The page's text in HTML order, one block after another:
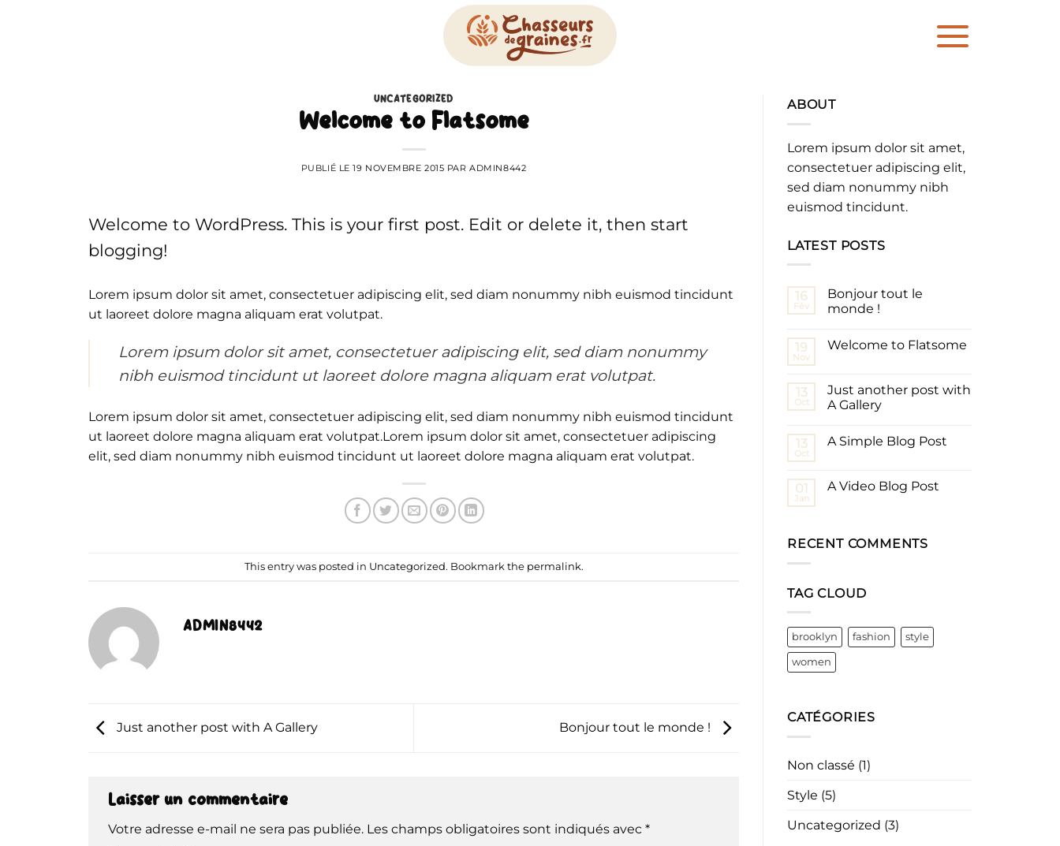
UNCATEGORIZED
Welcome to Flatsome
PUBLIÉ LE19 NOVEMBRE 2015 PARADMIN8442
Welcome to WordPress. This is your first post. Edit or delete it, then start
blogging!
Lorem ipsum dolor sit amet, consectetuer adipiscing elit, sed diam nonummy nibh euismod tincidunt
ut laoreet dolore magna aliquam erat volutpat.
Lorem ipsum dolor sit amet, consectetuer adipiscing elit, sed diam nonummy
nibh euismod tincidunt ut laoreet dolore magna aliquam erat volutpat.
Lorem ipsum dolor sit amet, consectetuer adipiscing elit, sed diam nonummy nibh euismod tincidunt
ut laoreet dolore magna aliquam erat volutpat.Lorem ipsum dolor sit amet, consectetuer adipiscing
elit, sed diam nonummy nibh euismod tincidunt ut laoreet dolore magna aliquam erat volutpat.
This entry was posted in Uncategorized. Bookmark the permalink.
ADMIN8442
Just another post with A Gallery Bonjour tout le monde !
Laisser un commentaire
Votre adresse e-mail ne sera pas publiée. Les champs obligatoires sont indiqués avec *
ABOUT
Lorem ipsum dolor sit amet,
consectetuer adipiscing elit,
sed diam nonummy nibh
euismod tincidunt.
LATEST POSTS
16
Fév
Bonjour tout le
monde !
19
Nov
Welcome to Flatsome
13
Oct
Just another post with
A Gallery
13
Oct
A Simple Blog Post
01
Jan
A Video Blog Post
RECENT COMMENTS
TAG CLOUD
brooklyn fashion style
women
CATÉGORIES
Non classé (1)
Style (5)
Uncategorized (3)